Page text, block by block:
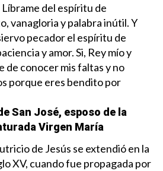
del espíritu de
vanagloria y palabra inútil. Y
pecador el espíritu de
y amor. Si, Rey mío y
de conocer mis faltas y no
porque eres bendito por
San José, esposo de la
Virgen María
de Jesús se extendió en la
XV, cuando fue propagada por